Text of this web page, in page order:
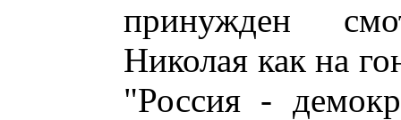
принужден
Николая как на
"Россия -